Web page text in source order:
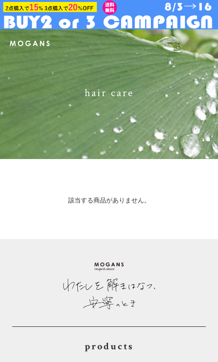
hair care
該当する商品がありません。
products